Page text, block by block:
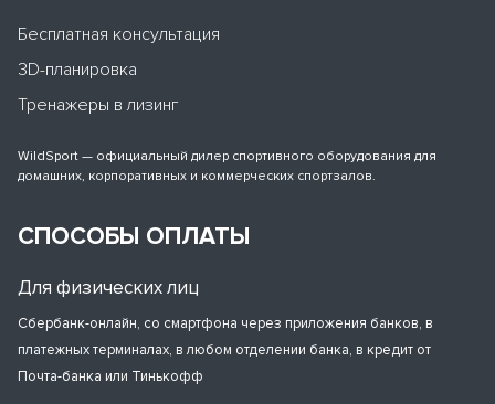
Бесплатная консультация
3D-планировка
Тренажеры в лизинг
WildSport — официальный дилер спортивного оборудования для
домашних, корпоративных и коммерческих спортзалов.
СПОСОБЫ ОПЛАТЫ
Для физических лиц
Сбербанк-онлайн, со смартфона через приложения банков, в
платежных терминалах, в любом отделении банка, в кредит от
Почта-банка или Тинькофф